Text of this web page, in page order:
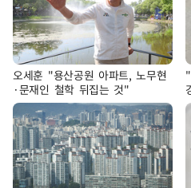
오세훈 "용산공원 아파트, 노무현
·문재인 철학 뒤집는 것"